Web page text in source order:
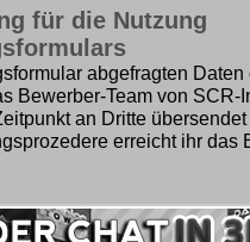
für die Nutzung
abgefragten
Bewerber-Team von SCR-
an Dritte
erreicht ihr das